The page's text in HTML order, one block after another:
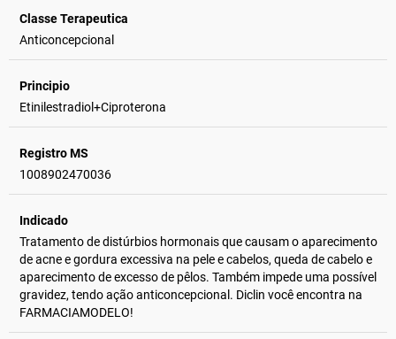
Classe Terapeutica
Anticoncepcional
Principio
Etinilestradiol+Ciproterona
Registro MS
1008902470036
Indicado
Tratamento de distúrbios hormonais que causam o aparecimento
de acne e gordura excessiva na pele e cabelos, queda de cabelo e
aparecimento de excesso de pêlos. Também impede uma possível
gravidez, tendo ação anticoncepcional. Diclin você encontra na
FARMACIAMODELO!